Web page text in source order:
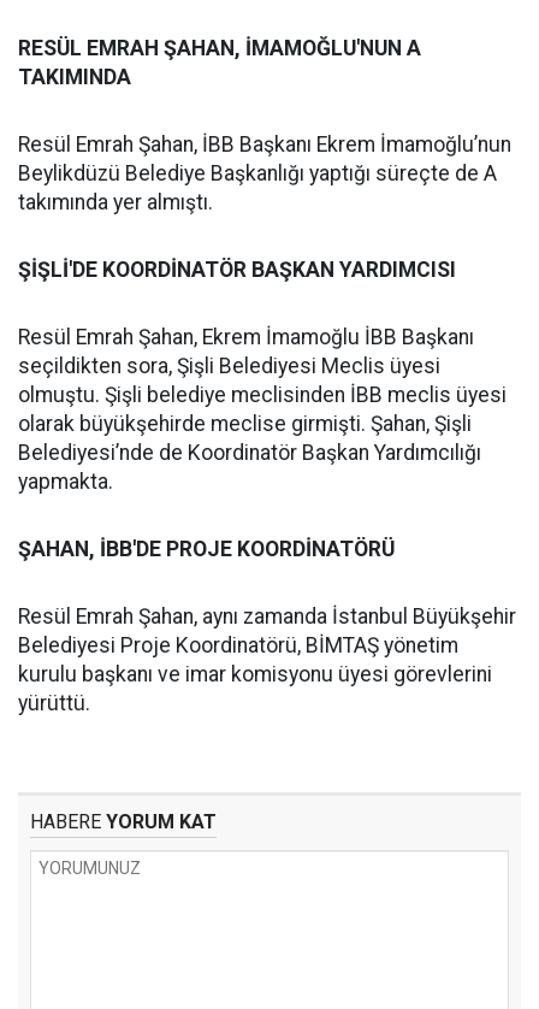
RESÜL EMRAH ŞAHAN, İMAMOĞLU'NUN A
TAKIMINDA
Resül Emrah Şahan, İBB Başkanı Ekrem İmamoğlu’nun
Beylikdüzü Belediye Başkanlığı yaptığı süreçte de A
takımında yer almıştı.
ŞİŞLİ'DE KOORDİNATÖR BAŞKAN YARDIMCISI
Resül Emrah Şahan, Ekrem İmamoğlu İBB Başkanı
seçildikten sora, Şişli Belediyesi Meclis üyesi
olmuştu. Şişli belediye meclisinden İBB meclis üyesi
olarak büyükşehirde meclise girmişti. Şahan, Şişli
Belediyesi’nde de Koordinatör Başkan Yardımcılığı
yapmakta.
ŞAHAN, İBB'DE PROJE KOORDİNATÖRÜ
Resül Emrah Şahan, aynı zamanda İstanbul Büyükşehir
Belediyesi Proje Koordinatörü, BİMTAŞ yönetim
kurulu başkanı ve imar komisyonu üyesi görevlerini
yürüttü.
HABERE YORUM KAT